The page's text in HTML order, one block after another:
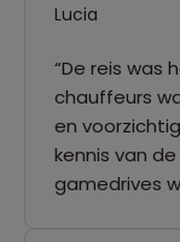
Lucia
“De reis was
chauffeurs
en
kennis van
gamedrives